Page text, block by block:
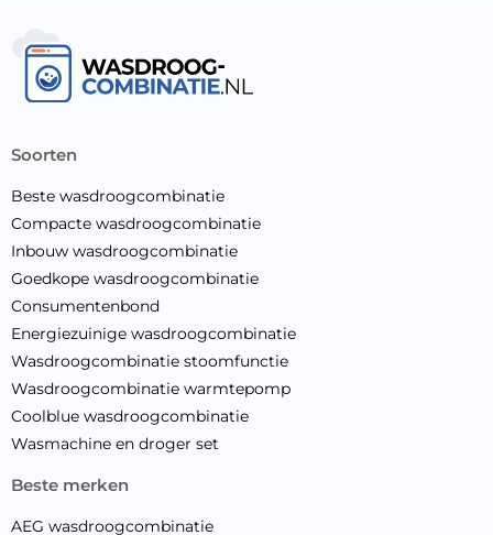
soorten
Beste wasdroogcombinatie
Compacte wasdroogcombinatie
Inbouw wasdroogcombinatie
Goedkope wasdroogcombinatie
Consumentenbond
Energiezuinige wasdroogcombinatie
Wasdroogcombinatie stoomfunctie
Wasdroogcombinatie warmtepomp
Coolblue wasdroogcombinatie
Wasmachine en droger set
beste merken
AEG wasdroogcombinatie